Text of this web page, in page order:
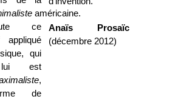
américaine.
ce
appliqué
qui
est
,
de
Anaïs Prosaïc
(décembre 2012)